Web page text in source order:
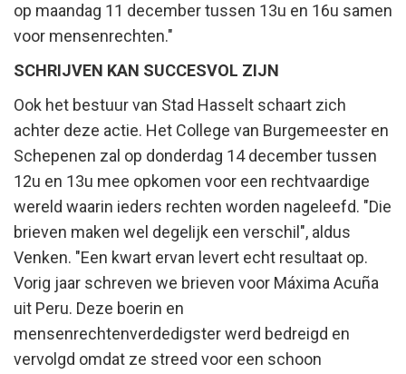
op maandag 11 december tussen 13u en 16u samen
voor mensenrechten."
SCHRIJVEN KAN SUCCESVOL ZIJN
Ook het bestuur van Stad Hasselt schaart zich
achter deze actie. Het College van Burgemeester en
Schepenen zal op donderdag 14 december tussen
12u en 13u mee opkomen voor een rechtvaardige
wereld waarin ieders rechten worden nageleefd. "Die
brieven maken wel degelijk een verschil", aldus
Venken. "Een kwart ervan levert echt resultaat op.
Vorig jaar schreven we brieven voor Máxima Acuña
uit Peru. Deze boerin en
mensenrechtenverdedigster werd bedreigd en
vervolgd omdat ze streed voor een schoon